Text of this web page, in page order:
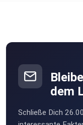
dem
Schließe Dich